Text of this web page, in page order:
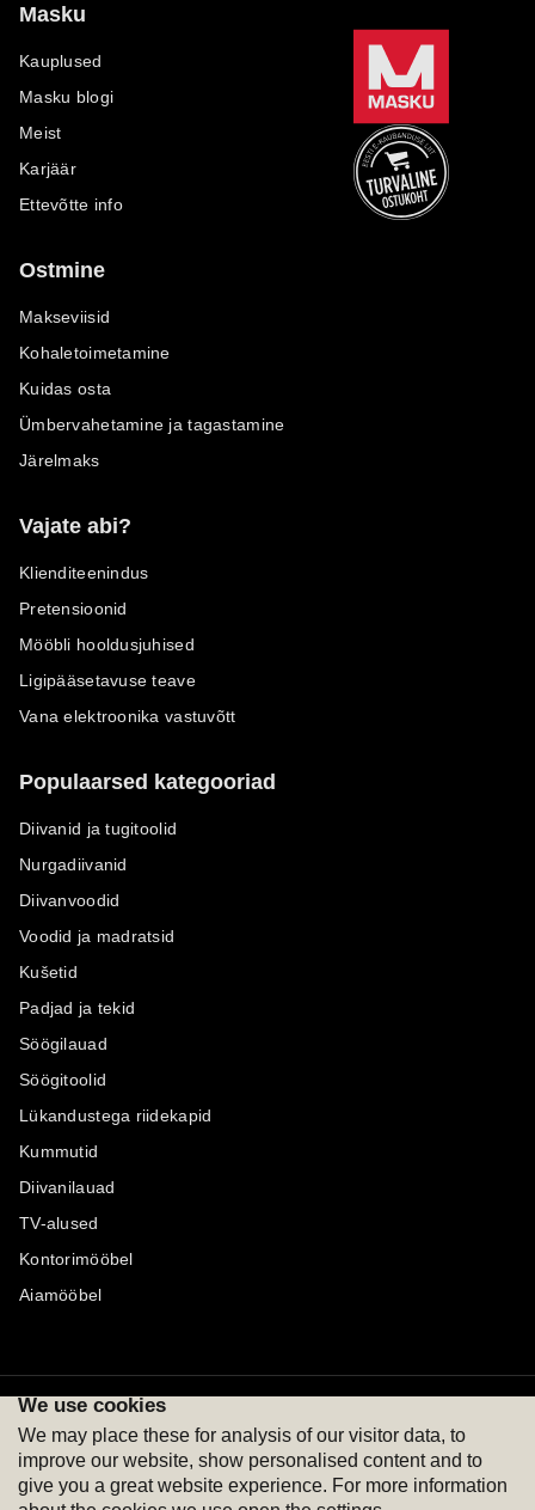
Masku
Kauplused
Masku blogi
Meist
Karjäär
Ettevõtte info
Ostmine
Makseviisid
Kohaletoimetamine
Kuidas osta
Ümbervahetamine ja tagastamine
Järelmaks
Vajate abi?
Klienditeenindus
Pretensioonid
Mööbli hooldusjuhised
Ligipääsetavuse teave
Vana elektroonika vastuvõtt
Populaarsed kategooriad
Diivanid ja tugitoolid
Nurgadiivanid
Diivanvoodid
Voodid ja madratsid
Kušetid
Padjad ja tekid
Söögilauad
Söögitoolid
Lükandustega riidekapid
Kummutid
Diivanilauad
TV-alused
Kontorimööbel
Aiamööbel
Maksevõimalused
We use cookies
We may place these for analysis of our visitor data, to
improve our website, show personalised content and to
give you a great website experience. For more information